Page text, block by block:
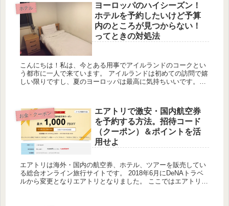
ホテル
ヨーロッパのハイシーズン！
ホテルを予約したいけど予算
内のところが見つからない！
ってときの対処法
こんにちは！私は、今とある用事でアイルランドのコークとい
う都市に一人で来ています。 アイルランドは初めての訪問で嬉
しい限りですし、夏のヨーロッパは最高に気持ちいいです。し
お金・クーポン
エアトリで激安・国内航空券
を予約する方法。招待コード
（クーポン）＆ポイントを活
用せよ
エアトリは海外・国内の航空券、ホテル、ツアーを販売してい
る総合オンライン旅行サイトです。 2018年6月にDeNAトラベ
ルから変更となりエアトリとなりました。 ここではエアトリで